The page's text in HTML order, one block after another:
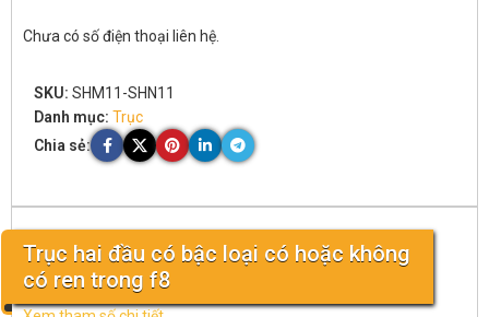
Trục hai đầu có bậc loại có hoặc không
có ren trong f8
Chưa có số điện thoại liên hệ.
SKU: SHM11-SHN11
Danh mục: Trục
Chia sẻ: